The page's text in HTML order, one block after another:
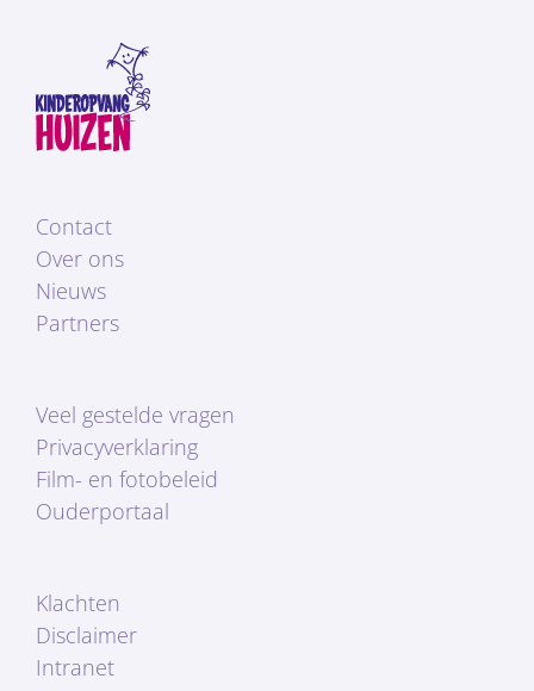
Contact
Over ons
Nieuws
Partners
Veel gestelde vragen
Privacyverklaring
Film- en fotobeleid
Ouderportaal
Klachten
Disclaimer
Intranet